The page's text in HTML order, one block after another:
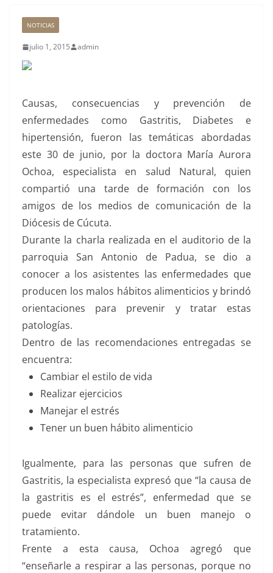
NOTICIAS
julio 1, 2015 admin
Causas, consecuencias y prevención de
enfermedades como Gastritis, Diabetes e
hipertensión, fueron las temáticas abordadas
este 30 de junio, por la doctora María Aurora
Ochoa, especialista en salud Natural, quien
compartió una tarde de formación con los
amigos de los medios de comunicación de la
Diócesis de Cúcuta.
Durante la charla realizada en el auditorio de la
parroquia San Antonio de Padua, se dio a
conocer a los asistentes las enfermedades que
producen los malos hábitos alimenticios y brindó
orientaciones para prevenir y tratar estas
patologías.
Dentro de las recomendaciones entregadas se
encuentra:
Cambiar el estilo de vida
Realizar ejercicios
Manejar el estrés
Tener un buen hábito alimenticio
Igualmente, para las personas que sufren de
Gastritis, la especialista expresó que “la causa de
la gastritis es el estrés”, enfermedad que se
puede evitar dándole un buen manejo o
tratamiento.
Frente a esta causa, Ochoa agregó que
“enseñarle a respirar a las personas, porque no